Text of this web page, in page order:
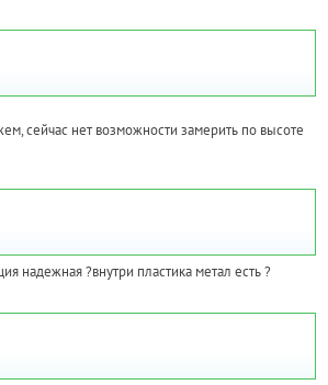
сейчас нет возможности замерить по высоте
надежная ?внутри пластика метал есть ?